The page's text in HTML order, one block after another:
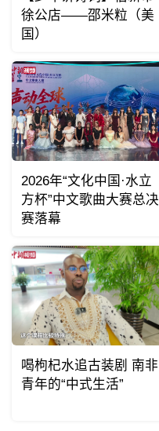
徐公店——邵米粒（美
国）
2026年“文化中国·水立
方杯”中文歌曲大赛总决
赛落幕
喝枸杞水追古装剧 南非
青年的“中式生活”